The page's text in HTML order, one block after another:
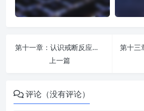
第十一章：认识戒断反应和症状反复
上一篇
评论（没有评论）